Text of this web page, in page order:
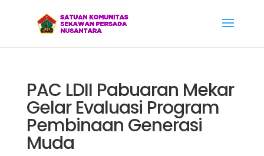
PAC LDII Pabuaran Mekar
Gelar Evaluasi Program
Pembinaan Generasi
Muda